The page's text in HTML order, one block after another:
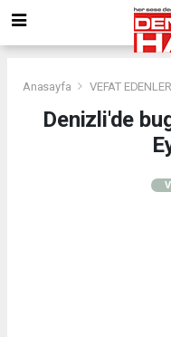
Anasayfa VEFAT EDENLER
Denizli'de